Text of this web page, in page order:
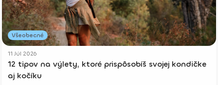
Všeobecné
11 Júl 2026
12 tipov na výlety, ktoré prispôsobíš svojej kondičke
aj kočíku